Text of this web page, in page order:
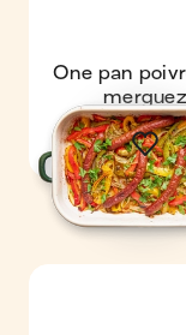
One pan
merguez